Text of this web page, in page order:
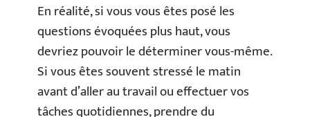
En réalité, si vous vous êtes posé les
questions évoquées plus haut, vous
devriez pouvoir le déterminer vous-même.
Si vous êtes souvent stressé le matin
avant d’aller au travail ou effectuer vos
tâches quotidiennes, prendre du